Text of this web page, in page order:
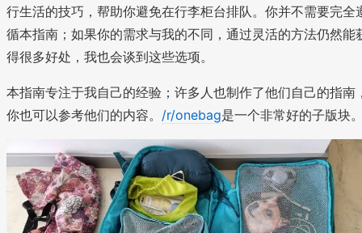
行生活的技巧，帮助你避免在行李柜台排队。你并不需要完全
循本指南；如果你的需求与我的不同，通过灵活的方法仍然能
得很多好处，我也会谈到这些选项。
本指南专注于我自己的经验；许多人也制作了他们自己的指南
你也可以参考他们的内容。 /r/onebag是一个非常好的子版块